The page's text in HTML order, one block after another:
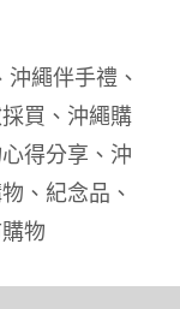
沖繩伴手禮 、
買 、 沖繩購
得分享 、 沖
、 紀念品 、
物